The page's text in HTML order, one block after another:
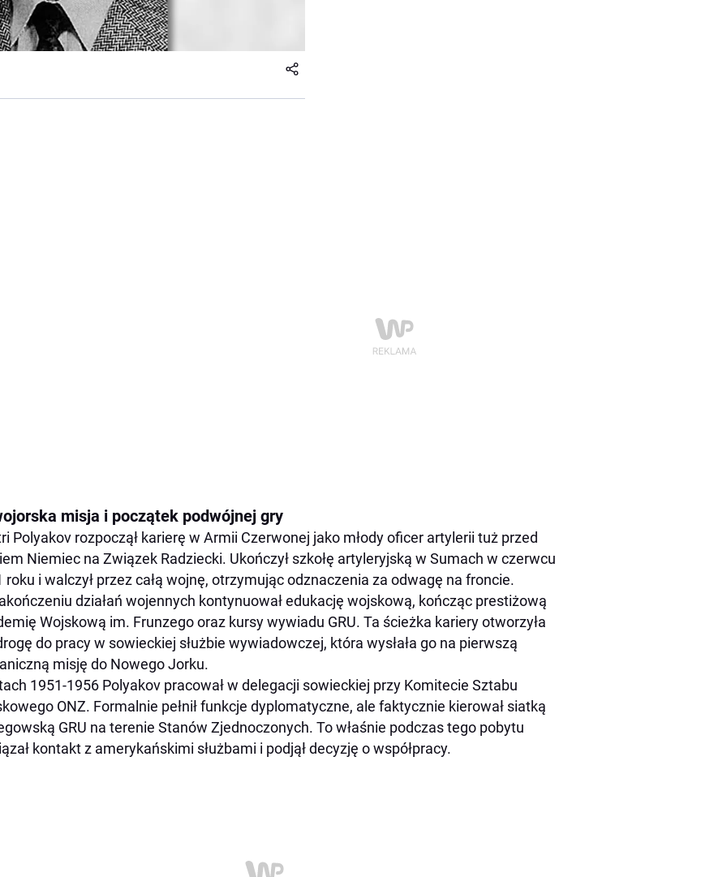
misja i początek podwójnej gry
Polyakov rozpoczął karierę w Armii Czerwonej jako młody oficer artylerii tuż przed
Niemiec na Związek Radziecki. Ukończył szkołę artyleryjską w Sumach w czerwcu
roku i walczył przez całą wojnę, otrzymując odznaczenia za odwagę na froncie.
działań wojennych kontynuował edukację wojskową, kończąc prestiżową
Wojskową im. Frunzego oraz kursy wywiadu GRU. Ta ścieżka kariery otworzyła
do pracy w sowieckiej służbie wywiadowczej, która wysłała go na pierwszą
misję do Nowego Jorku.
1951-1956 Polyakov pracował w delegacji sowieckiej przy Komitecie Sztabu
ONZ. Formalnie pełnił funkcje dyplomatyczne, ale faktycznie kierował siatką
GRU na terenie Stanów Zjednoczonych. To właśnie podczas tego pobytu
kontakt z amerykańskimi służbami i podjął decyzję o współpracy.